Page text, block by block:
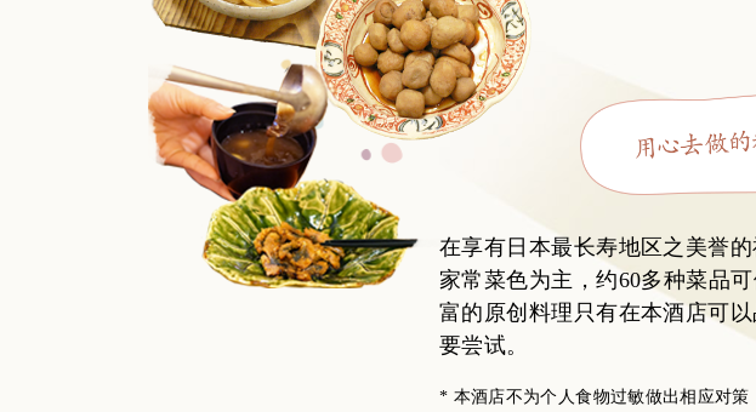
在享有日本最长寿地区之美誉
家常菜色为主，约60多种菜品
富的原创料理只有在本酒店可
要尝试。
* 本酒店不为个人食物过敏做出相应对策